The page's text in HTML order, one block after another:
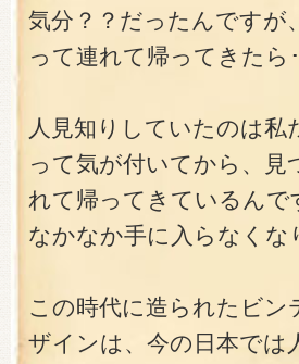
気分？？だったんですが
って連れて帰ってきたら･
人見知りしていたのは私
って気が付いてから、見
れて帰ってきているんで
なかなか手に入らなくな
この時代に造られたビン
ザインは、今の日本では